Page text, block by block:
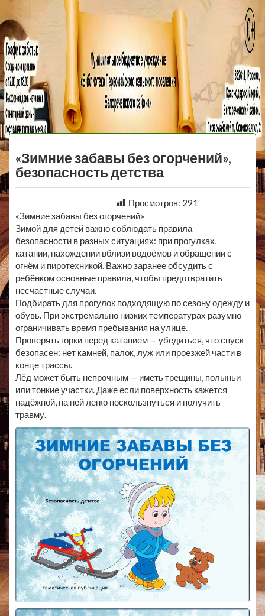
МБУ Библиотека
Первомайского
Сельского
Поселения
«Зимние забавы без огорчений»,
безопасность детства
Просмотров: 291
«Зимние забавы без огорчений»
Зимой для детей важно соблюдать правила
безопасности в разных ситуациях: при прогулках,
катании, нахождении вблизи водоёмов и обращении с
огнём и пиротехникой. Важно заранее обсудить с
ребёнком основные правила, чтобы предотвратить
несчастные случаи.
Подбирать для прогулок подходящую по сезону одежду и
обувь. При экстремально низких температурах разумно
ограничивать время пребывания на улице.
Проверять горки перед катанием — убедиться, что спуск
безопасен: нет камней, палок, луж или проезжей части в
конце трассы.
Лёд может быть непрочным — иметь трещины, полыньи
или тонкие участки. Даже если поверхность кажется
надёжной, на ней легко поскользнуться и получить
травму.